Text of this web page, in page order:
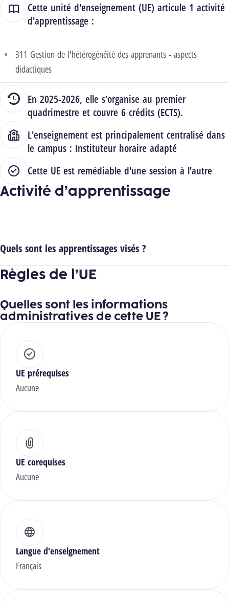
Cette unité d'enseignement (UE) articule 1 activité
d'apprentissage :
311 Gestion de l'hétérogénéité des apprenants - aspects
didactiques
En 2025-2026, elle s'organise au premier
quadrimestre et couvre 6 crédits (ECTS).
L'enseignement est principalement centralisé dans
le campus : Instituteur horaire adapté
Cette UE est remédiable d'une session à l'autre
Activité d’apprentissage
Quels sont les apprentissages visés ?
Règles de l’UE
Quelles sont les informations
administratives de cette UE ?
UE prérequises
Aucune
UE corequises
Aucune
Langue d'enseignement
Français